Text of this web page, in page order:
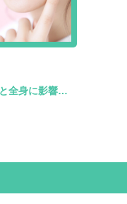
歯並びが悪いと全身に影響が出る？姿勢や肩こりとの意外な関係